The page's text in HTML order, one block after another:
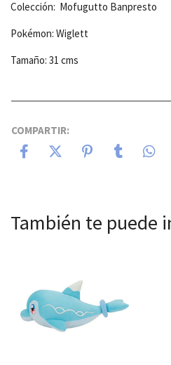
Colección: Mofugutto Banpresto
Pokémon: Wiglett
Tamaño: 31 cms
COMPARTIR:
También te puede